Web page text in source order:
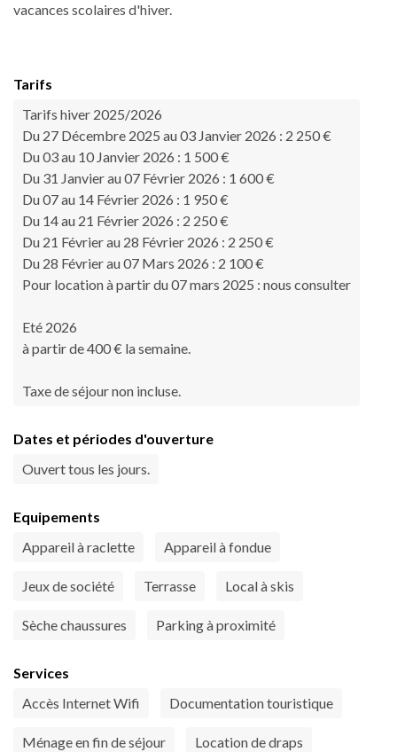
vacances scolaires d'hiver.
Tarifs
Tarifs hiver 2025/2026
Du 27 Décembre 2025 au 03 Janvier 2026 : 2 250 €
Du 03 au 10 Janvier 2026 : 1 500 €
Du 31 Janvier au 07 Février 2026 : 1 600 €
Du 07 au 14 Février 2026 : 1 950 €
Du 14 au 21 Février 2026 : 2 250 €
Du 21 Février au 28 Février 2026 : 2 250 €
Du 28 Février au 07 Mars 2026 : 2 100 €
Pour location à partir du 07 mars 2025 : nous consulter
Eté 2026
à partir de 400 € la semaine.
Taxe de séjour non incluse.
Dates et périodes d'ouverture
Ouvert tous les jours.
Equipements
Appareil à raclette
Appareil à fondue
Jeux de société Terrasse Local à skis
Sèche chaussures Parking à proximité
Services
Accès Internet Wifi
Documentation touristique
Ménage en fin de séjour Location de draps